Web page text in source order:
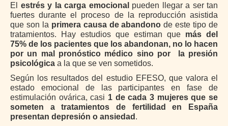
El estrés y la carga emocional pueden llegar a ser tan
fuertes durante el proceso de la reproducción asistida
que son la primera causa de abandono de este tipo de
tratamientos. Hay estudios que estiman que más del
75% de los pacientes que los abandonan, no lo hacen
por un mal pronóstico médico sino por
la presión
psicológica a la que se ven sometidos.
Según los resultados del estudio EFESO, que valora el
estado emocional de las participantes en fase de
estimulación ovárica, casi 1 de cada 3 mujeres que se
someten a tratamientos de fertilidad en España
presentan depresión o ansiedad .